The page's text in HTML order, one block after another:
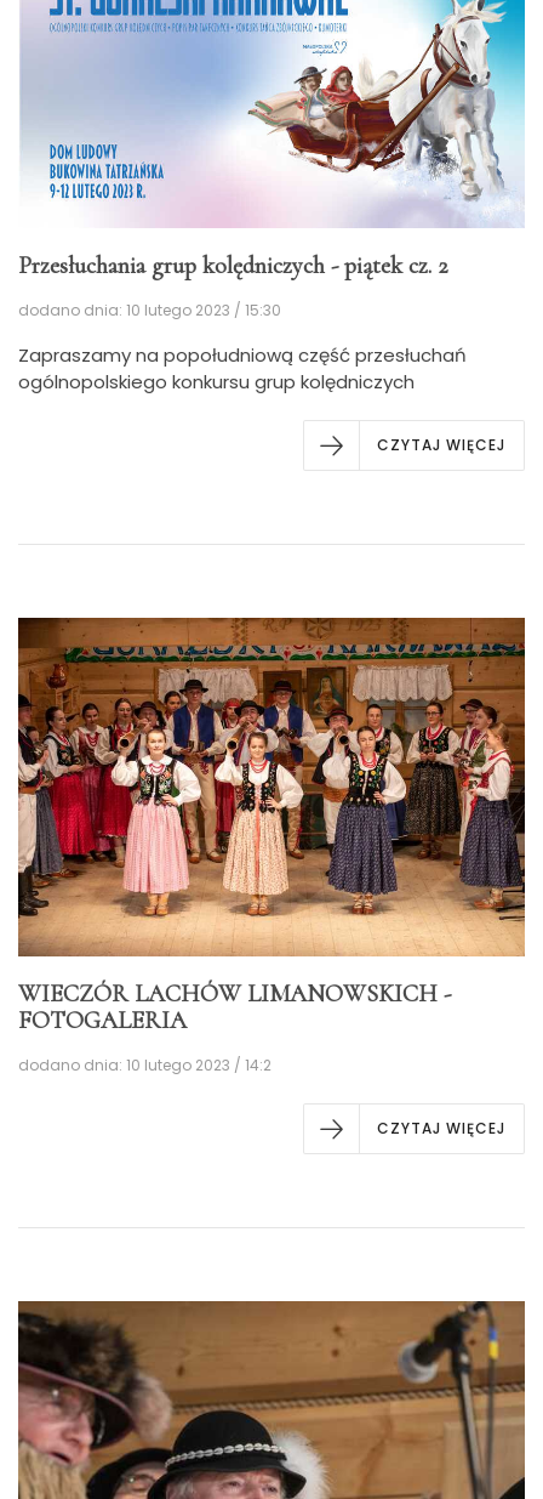
Przesłuchania grup kolędniczych - piątek cz. 2
dodano dnia: 10 lutego 2023 / 15:30
Zapraszamy na popołudniową część przesłuchań
ogólnopolskiego konkursu grup kolędniczych
CZYTAJ WIĘCEJ
WIECZÓR LACHÓW LIMANOWSKICH -
FOTOGALERIA
dodano dnia: 10 lutego 2023 / 14:2
CZYTAJ WIĘCEJ